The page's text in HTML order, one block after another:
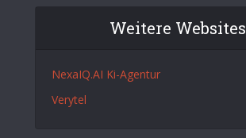
Weitere Websites
NexaIQ.AI Ki-Agentur
Verytel